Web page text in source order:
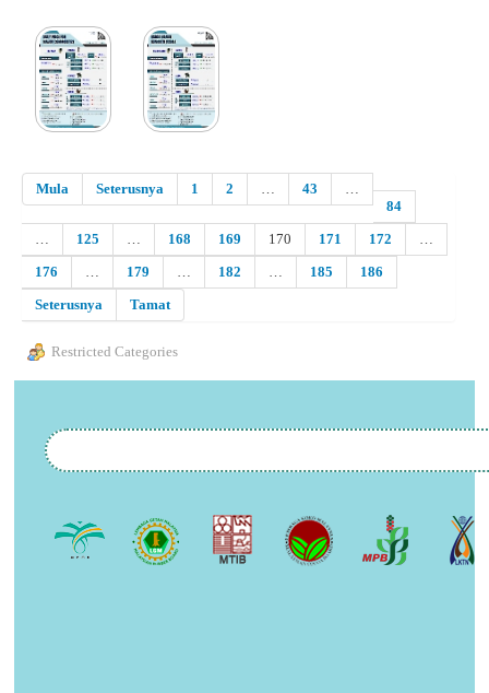
Mula Seterusnya 1 2 … 43
…
84
…
125 … 168 169 170 171 172
…
176
… 179 … 182 … 185
186
Seterusnya
Tamat
Restricted Categories